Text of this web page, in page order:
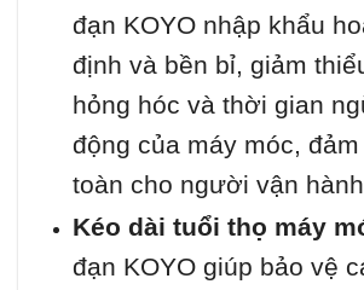
đạn KOYO nhập khẩu
định và bền bỉ, giảm
hỏng hóc và thời gian
động của máy móc,
toàn cho người vận
Kéo dài tuổi thọ máy
đạn KOYO giúp bảo vệ